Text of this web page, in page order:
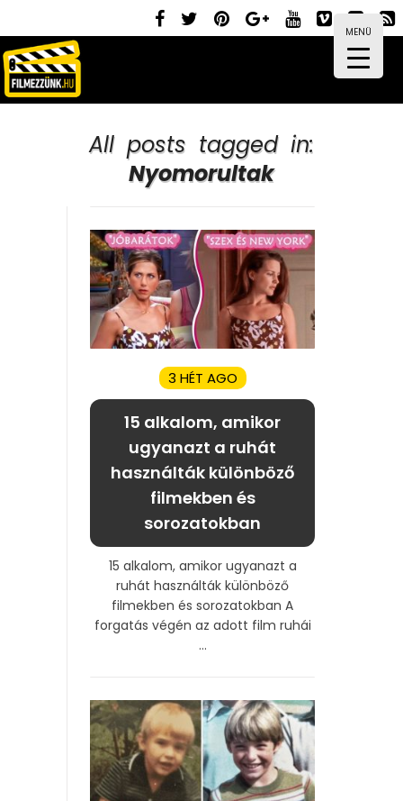
MENÜ
All posts tagged in:
Nyomorultak
3 HÉT AGO
15 alkalom, amikor
ugyanazt a ruhát
használták különböző
filmekben és
sorozatokban
15 alkalom, amikor ugyanazt a
ruhát használták különböző
filmekben és sorozatokban A
forgatás végén az adott film ruhái
...